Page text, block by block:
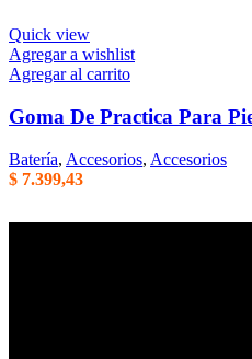
Quick view
Agregar a wishlist
Agregar al carrito
Goma De Practica Para
Batería, Accesorios, Accesorios
$ 7.399,43